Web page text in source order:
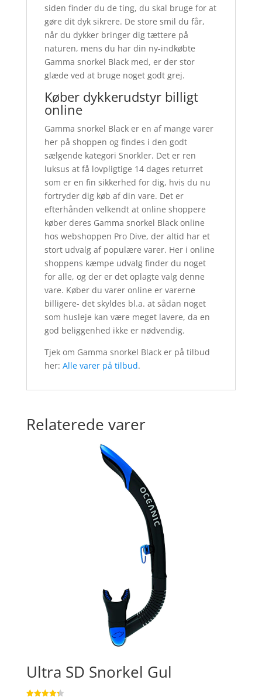
siden finder du de ting, du skal bruge for at
gøre dit dyk sikrere. De store smil du får,
når du dykker bringer dig tættere på
naturen, mens du har din ny-indkøbte
Gamma snorkel Black med, er der stor
glæde ved at bruge noget godt grej.
Køber dykkerudstyr billigt
online
Gamma snorkel Black er en af mange varer
her på shoppen og findes i den godt
sælgende kategori Snorkler. Det er ren
luksus at få lovpligtige 14 dages returret
som er en fin sikkerhed for dig, hvis du nu
fortryder dig køb af din vare. Det er
efterhånden velkendt at online shoppere
køber deres Gamma snorkel Black online
hos webshoppen Pro Dive, der altid har et
stort udvalg af populære varer. Her i online
shoppens kæmpe udvalg finder du noget
for alle, og der er det oplagte valg denne
vare. Køber du varer online er varerne
billigere- det skyldes bl.a. at sådan noget
som husleje kan være meget lavere, da en
god beliggenhed ikke er nødvendig.
Tjek om Gamma snorkel Black er på tilbud
her: Alle varer på tilbud.
Relaterede varer
Ultra SD Snorkel Gul